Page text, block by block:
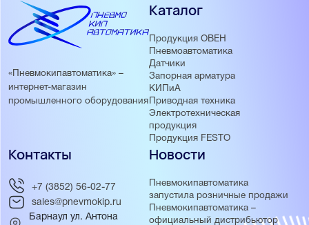
«Пневмокипавтоматика» –
интернет-магазин
промышленного оборудования
Каталог
Продукция ОВЕН
Пневмоавтоматика
Датчики
Запорная арматура
КИПиА
Приводная техника
Электротехническая
продукция
Продукция FESTO
Новости
Пневмокипавтоматика
запустила розничные продажи
Пневмокипавтоматика –
официальный дистрибьютор
Контакты
+7 (3852) 56-02-77
sales@pnevmokip.ru
Барнаул ул. Антона